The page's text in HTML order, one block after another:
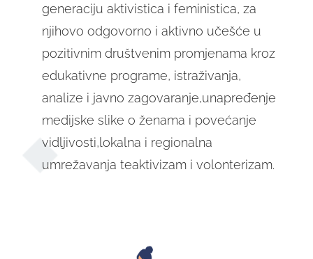
generaciju aktivistica i feministica, za
njihovo odgovorno i aktivno učešće u
pozitivnim društvenim promjenama kroz
edukativne programe, istraživanja,
analize i javno zagovaranje,unapređenje
medijske slike o ženama i povećanje
vidljivosti,lokalna i regionalna
umrežavanja teaktivizam i volonterizam.